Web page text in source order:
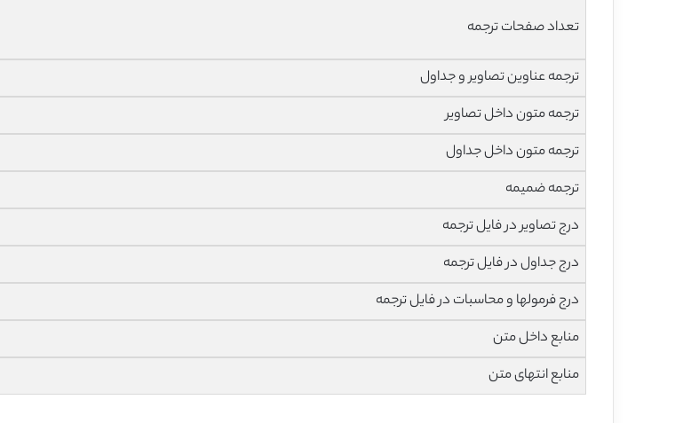
تعداد صفحات ترجمه
ترجمه عناوین تصاویر و جداول
ترجمه متون داخل تصاویر
ترجمه متون داخل جداول
ترجمه ضمیمه
درج تصاویر در فایل ترجمه
درج جداول در فایل ترجمه
درج فرمولها و محاسبات در فایل ترجمه
منابع داخل متن
منابع انتهای متن